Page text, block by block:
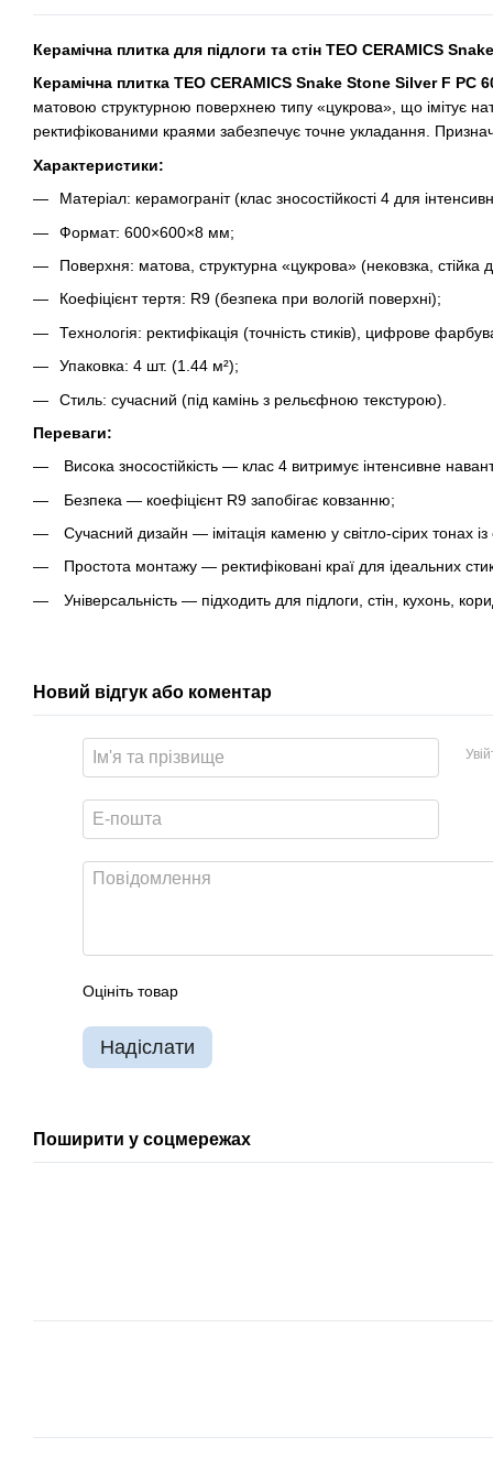
Керамічна плитка для підлоги та стін TEO CERAMICS
Керамічна плитка TEO CERAMICS Snake Stone Silver F PC
матовою структурною поверхнею типу «цукрова», що імітує
ректифікованими краями забезпечує точне укладання.
Характеристики:
Матеріал: керамограніт (клас зносостійкості 4 для
Формат: 600×600×8 мм;
Поверхня: матова, структурна «цукрова» (нековзка, стійка
Коефіцієнт тертя: R9 (безпека при вологій поверхні);
Технологія: ректифікація (точність стиків), цифрове
Упаковка: 4 шт. (1.44 м²);
Стиль: сучасний (під камінь з рельєфною текстурою).
Переваги:
Висока зносостійкість — клас 4 витримує інтенсивне
Безпека — коефіцієнт R9 запобігає ковзанню;
Сучасний дизайн — імітація каменю у світло-сірих тонах
Простота монтажу — ректифіковані краї для ідеальних
Універсальність — підходить для підлоги, стін, кухонь,
Новий відгук або коментар
Оцініть товар
Надіслати
Поширити у соцмережах